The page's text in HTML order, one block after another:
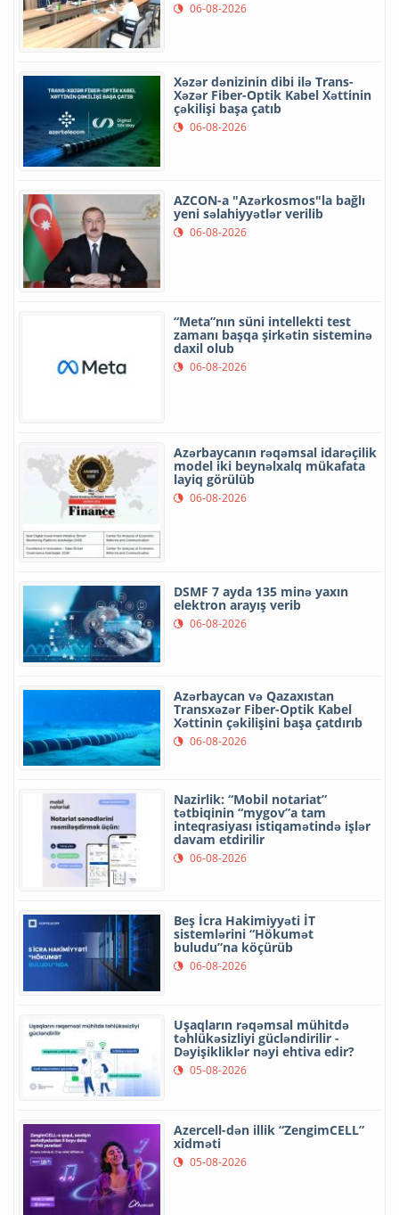
06-08-2026
Xəzər dənizinin dibi ilə Trans-
Xəzər Fiber-Optik Kabel Xəttinin
çəkilişi başa çatıb
06-08-2026
AZCON-a "Azərkosmos"la bağlı
yeni səlahiyyətlər verilib
06-08-2026
“Meta”nın süni intellekti test
zamanı başqa şirkətin sisteminə
daxil olub
06-08-2026
Azərbaycanın rəqəmsal idarəçilik
model iki beynəlxalq mükafata
layiq görülüb
06-08-2026
DSMF 7 ayda 135 minə yaxın
elektron arayış verib
06-08-2026
Azərbaycan və Qazaxıstan
Transxəzər Fiber-Optik Kabel
Xəttinin çəkilişini başa çatdırıb
06-08-2026
Nazirlik: “Mobil notariat”
tətbiqinin “mygov”a tam
inteqrasiyası istiqamətində işlər
davam etdirilir
06-08-2026
Beş İcra Hakimiyyəti İT
sistemlərini “Hökumət
buludu”na köçürüb
06-08-2026
Uşaqların rəqəmsal mühitdə
təhlükəsizliyi gücləndirilir -
Dəyişikliklər nəyi ehtiva edir?
05-08-2026
Azercell-dən illik “ZengimCELL”
xidməti
05-08-2026